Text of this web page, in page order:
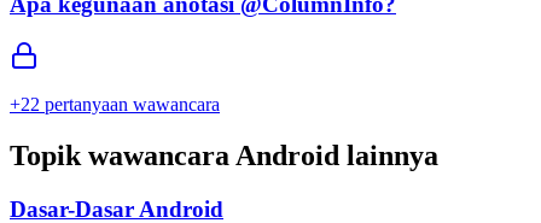
+22 pertanyaan wawancara
Topik wawancara Android lainnya
Dasar-Dasar Android